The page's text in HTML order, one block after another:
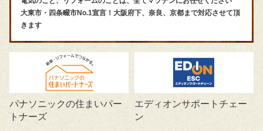
大東市・四条畷市No.1宣言！大阪府下、奈良、京都まで対応させて頂
きます
パナソニックの住まいパー
トナーズ
エディオンサポートチェー
ン